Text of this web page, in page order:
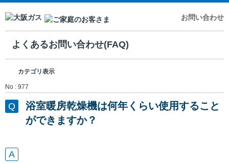
お問い合わせ
よくあるお問い合わせ(FAQ)
カテゴリ表示
No : 977
浴室暖房乾燥機は何年くらい使用すること
ができますか？